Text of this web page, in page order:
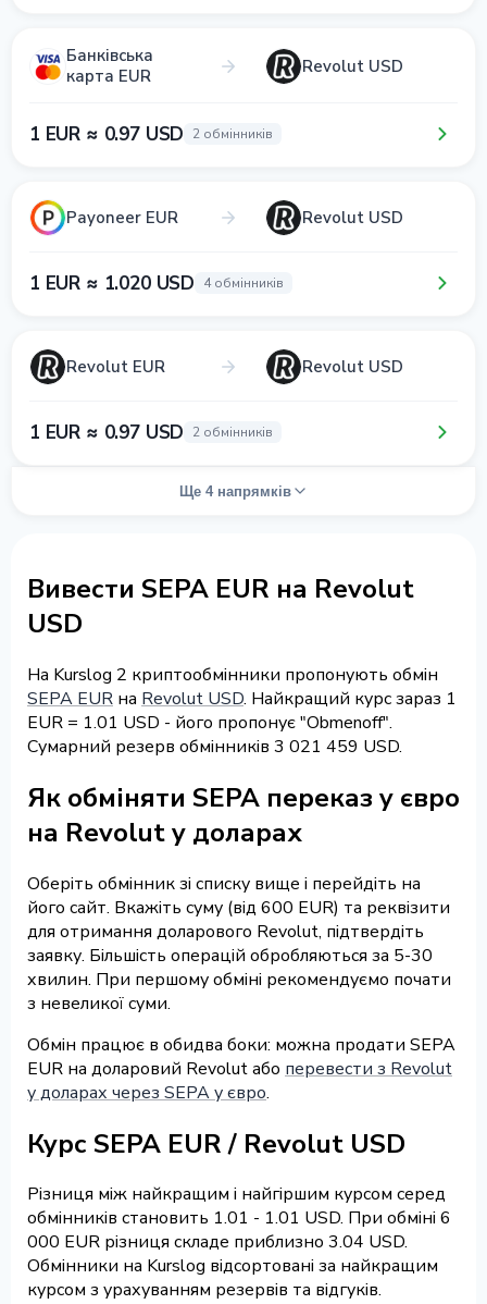
Банківська
карта EUR
Revolut USD
1 EUR ≈ 0.97 USD 2 обмінників
Payoneer EUR Revolut USD
1 EUR ≈ 1.020 USD 4 обмінників
Revolut EUR Revolut USD
1 EUR ≈ 0.97 USD 2 обмінників
Ще 4 напрямків
Вивести SEPA EUR на Revolut
USD
На Kurslog 2 криптообмінники пропонують обмін
SEPA EUR на Revolut USD. Найкращий курс зараз 1
EUR = 1.01 USD - його пропонує "Obmenoff".
Сумарний резерв обмінників 3 021 459 USD.
Як обміняти SEPA переказ у євро
на Revolut у доларах
Оберіть обмінник зі списку вище і перейдіть на
його сайт. Вкажіть суму (від 600 EUR) та реквізити
для отримання доларового Revolut, підтвердіть
заявку. Більшість операцій обробляються за 5-30
хвилин. При першому обміні рекомендуємо почати
з невеликої суми.
Обмін працює в обидва боки: можна продати SEPA
EUR на доларовий Revolut або перевести з Revolut
у доларах через SEPA у євро.
Курс SEPA EUR / Revolut USD
Різниця між найкращим і найгіршим курсом серед
обмінників становить 1.01 - 1.01 USD. При обміні 6
000 EUR різниця складе приблизно 3.04 USD.
Обмінники на Kurslog відсортовані за найкращим
курсом з урахуванням резервів та відгуків.